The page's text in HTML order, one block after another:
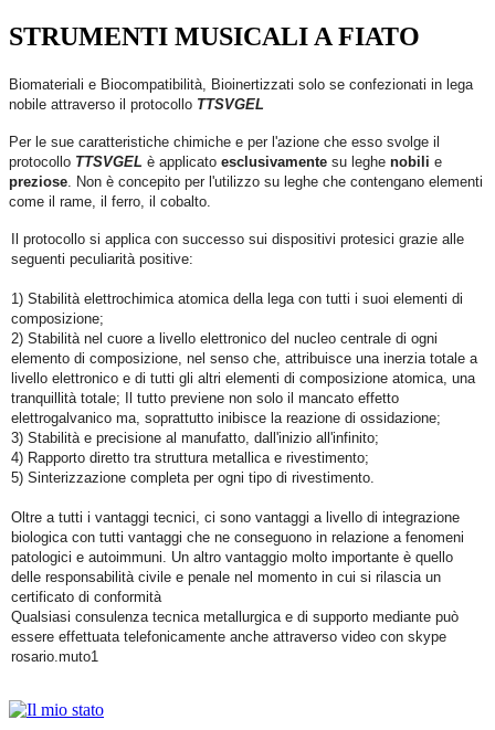
STRUMENTI MUSICALI A FIATO
Biomateriali e Biocompatibilità, Bioinertizzati solo se confezionati in lega
nobile attraverso il protocollo TTSVGEL
Per le sue caratteristiche chimiche e per l'azione che esso svolge il
protocollo TTSVGEL è applicato esclusivamente su leghe nobili e
preziose . Non è concepito per l'utilizzo su leghe che contengano elementi
come il rame, il ferro, il cobalto.
Il protocollo si applica con successo sui dispositivi protesici grazie alle
seguenti peculiarità positive:
1) Stabilità elettrochimica atomica della lega con tutti i suoi elementi di
composizione;
2) Stabilità nel cuore a livello elettronico del nucleo centrale di ogni
elemento di composizione, nel senso che, attribuisce una inerzia totale a
livello elettronico e di tutti gli altri elementi di composizione atomica, una
tranquillità totale; Il tutto previene non solo il mancato effetto
elettrogalvanico ma, soprattutto inibisce la reazione di ossidazione;
3) Stabilità e precisione al manufatto, dall'inizio all'infinito;
4) Rapporto diretto tra struttura metallica e rivestimento;
5) Sinterizzazione completa per ogni tipo di rivestimento.
Oltre a tutti i vantaggi tecnici, ci sono vantaggi a livello di integrazione
biologica con tutti vantaggi che ne conseguono in relazione a fenomeni
patologici e autoimmuni. Un altro vantaggio molto importante è quello
delle responsabilità civile e penale nel momento in cui si rilascia un
certificato di conformità
Qualsiasi consulenza tecnica metallurgica e di supporto mediante può
essere effettuata telefonicamente anche attraverso video con skype
rosario.muto1